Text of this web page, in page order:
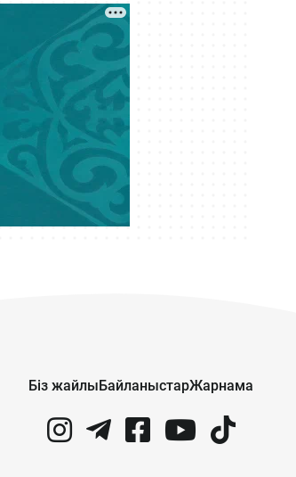
жоқ
Астана – Арқалық бағытында
Starlink спутниктік интернеті бар
жаңа пойыз қатынайды
Бүгін 10:05
Қайрат Сатыбалдының жыр
болған «Байсат» базары ақыры
қаржыландырылмай, ойыншылар
Біз жайлыБайланыстарЖарнама